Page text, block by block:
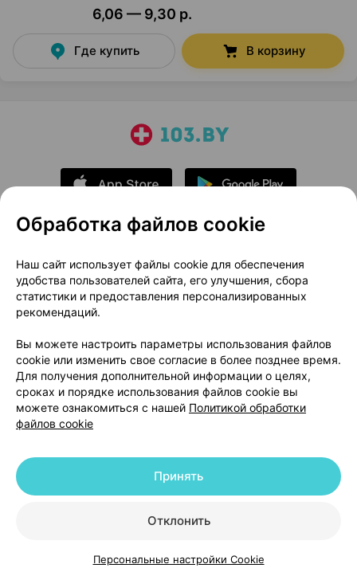
6,06 — 9,30 р.
Где купить В корзину
О проекте
Новости проекта
Размещение рекламы
Медицинский маркетинг
Публичный договор
Доставка
Способы оплаты
Вакансии
Партнеры
Написать руководителю 103.by
Написать в поддержку
Персональные настройки Cookie
© 2026 ООО «Артокс Лаб», УНП 191700409 | 220012, Республика Беларусь,
+375 291212755
Обработка файлов cookie
Наш сайт использует файлы cookie для обеспечения
удобства пользователей сайта, его улучшения, сбора
статистики и предоставления персонализированных
рекомендаций.
Вы можете настроить параметры использования файлов
cookie или изменить свое согласие в более позднее время.
Для получения дополнительной информации о целях,
сроках и порядке использования файлов cookie вы
можете ознакомиться с нашей Политикой обработки
файлов cookie
Отклонить
Принять
Персональные настройки Cookie